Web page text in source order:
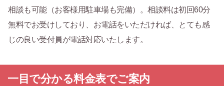
相談も可能（お客様用駐車場も完備）。相談料は初回60分
無料でお受けしており、お電話をいただければ、とても感
じの良い受付員が電話対応いたします。
一目で分かる料金表でご案内